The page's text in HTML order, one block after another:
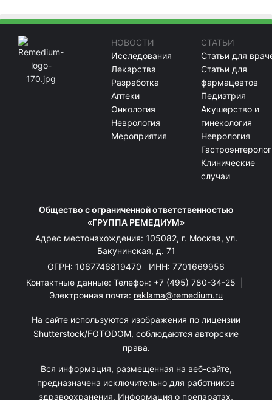
НОВОСТИ
Исследования
Лекарства
Разработка
Аптеки
Онкология
Неврология
Мероприятия
СТАТЬИ
Статьи для
Статьи для
фармацевтов
Педиатрия
Акушерство и
гинекология
Неврология
Клинические
случаи
Общество с ограниченной ответственностью
«ГРУППА РЕМЕДИУМ»
Адрес местонахождения: 105082, г. Москва, ул.
Бакунинская, д. 71
ОГРН: 1067746819470 ИНН: 7701669956
Контактные данные: Телефон: +7 (495) 780-34-25
Электронная почта: reklama@remedium.ru
На сайте используются изображения по лицензии
Shutterstock/FOTODOM, соблюдаются авторские
права.
Вся информация, размещенная на веб-сайте,
предназначена исключительно для работников
здравоохранения. Информация о препаратах,